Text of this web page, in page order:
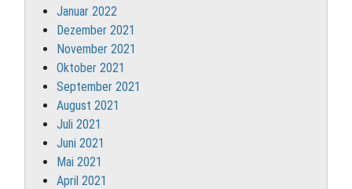
Januar 2022
Dezember 2021
November 2021
Oktober 2021
September 2021
August 2021
Juli 2021
Juni 2021
Mai 2021
April 2021